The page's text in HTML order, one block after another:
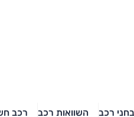
רכב השוואות רכב רכב